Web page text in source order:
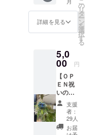
前後い
たしま
す。)
からの
熱い繋
がりに
よりク
ラウド
ファン
ディン
グで復
活しま
す！ 利
9月～
2024年
8月まで
他の
サービ
併用不
可。
1000円
以上の
ご利用
で1枚・
3000円
以上の
ご利用
で2枚お
詳細を見る
の
リ
タ
ー
ン
を
選
択
す
る
5,0
00 円
【ＯＰ
ＥＮ祝
いのお
花で応
援！！
】 ＯＰ
ＥＮ時
店頭に
支援
者：
29人
お届